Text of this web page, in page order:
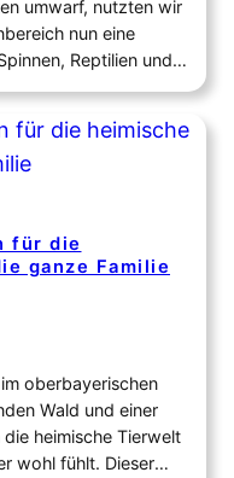
umwarf, nutzten wir
nun eine
Reptilien und
alten Blaufichte
Natursteinmauer
Hecken- und
für die
ganze Familie
oberbayerischen
Wald und einer
heimische Tierwelt
wohl fühlt. Dieser